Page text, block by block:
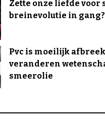
Zette onze liefde voor
breinevolutie in gang?
Pvc is moeilijk
veranderen
smeerolie